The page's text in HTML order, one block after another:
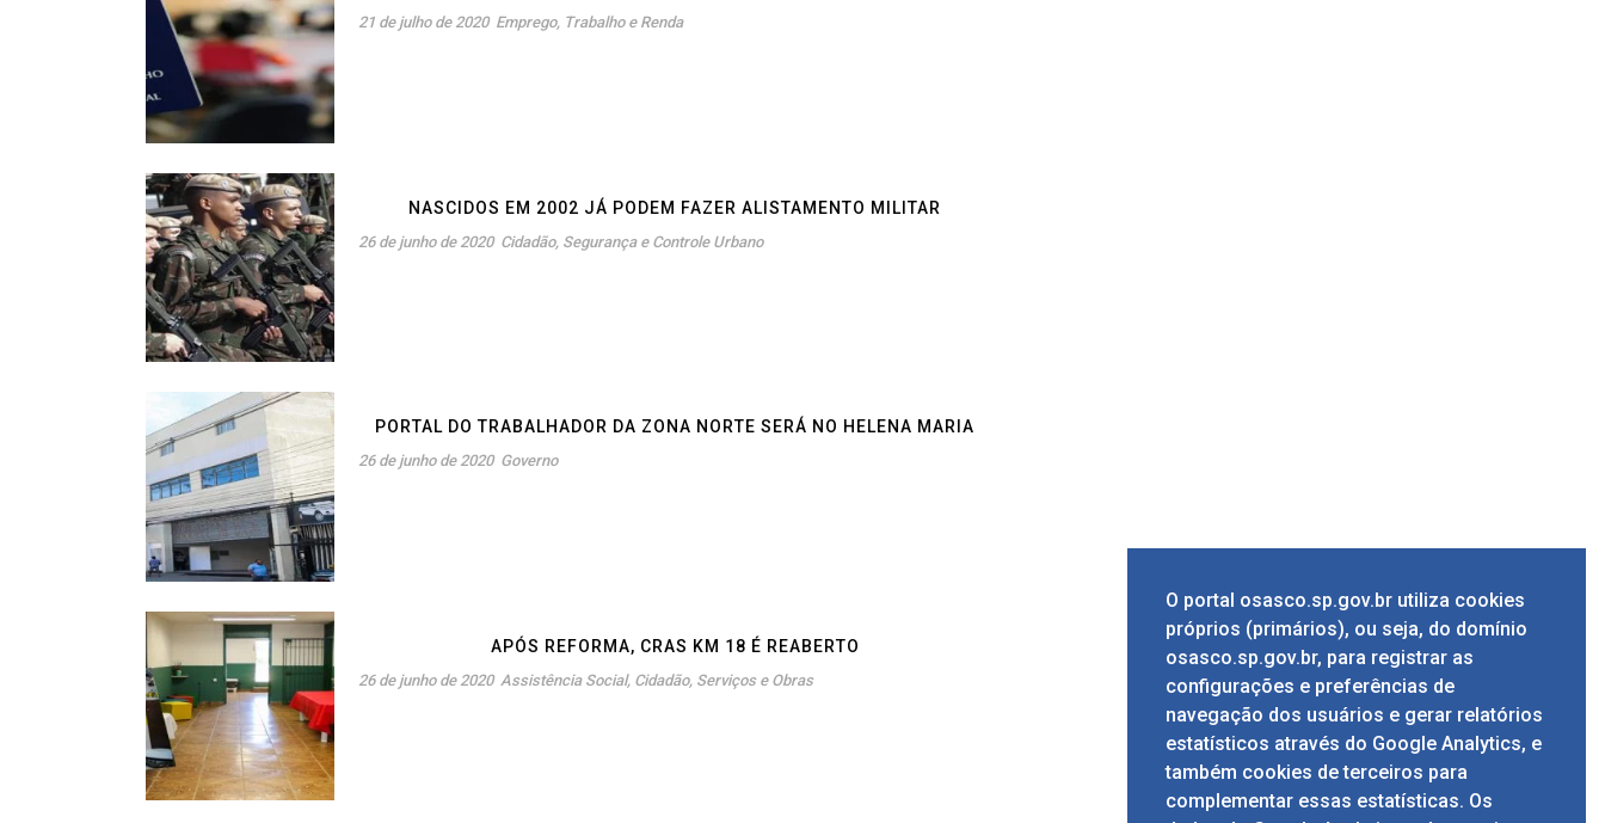
21 de julho de 2020 Emprego, Trabalho e Renda
NASCIDOS EM 2002 JÁ PODEM FAZER ALISTAMENTO MILITAR
26 de junho de 2020 Cidadão, Segurança e Controle Urbano
PORTAL DO TRABALHADOR DA ZONA NORTE SERÁ NO HELENA MARIA
26 de junho de 2020 Governo
APÓS REFORMA, CRAS KM 18 É REABERTO
26 de junho de 2020 Assistência Social, Cidadão, Serviços e Obras
O portal osasco.sp.gov.br utiliza cookies
próprios (primários), ou seja, do domínio
osasco.sp.gov.br, para registrar as
configurações e preferências de
navegação dos usuários e gerar relatórios
estatísticos através do Google Analytics, e
também cookies de terceiros para
complementar essas estatísticas. Os